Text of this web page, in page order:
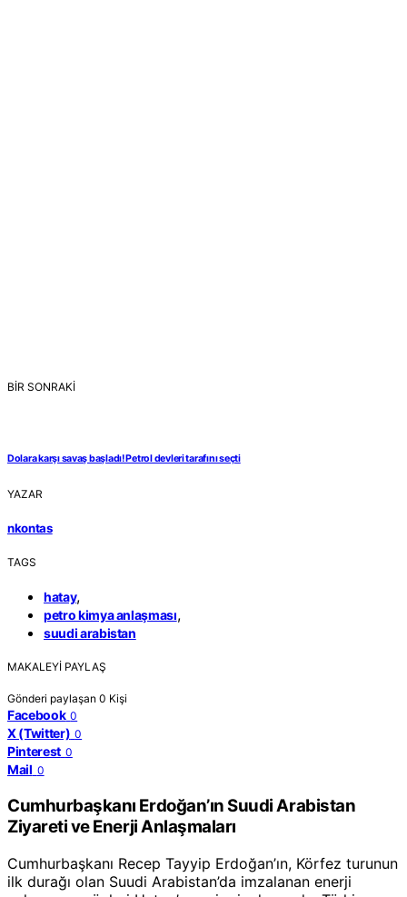
BİR SONRAKİ
Dolara karşı savaş başladı! Petrol devleri tarafını seçti
YAZAR
nkontas
TAGS
hatay,
petro kimya anlaşması,
suudi arabistan
MAKALEYI PAYLAŞ
Gönderi paylaşan 0 Kişi
Facebook 0
X (Twitter) 0
Pinterest 0
Mail 0
Cumhurbaşkanı Erdoğan’ın Suudi Arabistan
Ziyareti ve Enerji Anlaşmaları
Cumhurbaşkanı Recep Tayyip Erdoğan’ın, Körfez turunun
ilk durağı olan Suudi Arabistan’da imzalanan enerji